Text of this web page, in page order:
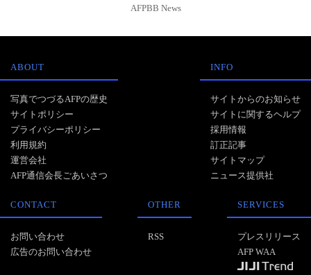
AFPBB News
ABOUT
写真でつづるAFPの歴史
サイトポリシー
プライバシーポリシー
利用規約
運営会社
AFP通信会長ごあいさつ
INFO
サイトからのお知らせ
サイトに関するヘルプ
採用情報
訂正記事
サイトマップ
ニュース提供社
CONTACT
お問い合わせ
広告のお問い合わせ
OTHER
RSS
SERVICES
プレスリリース
AFP WAA